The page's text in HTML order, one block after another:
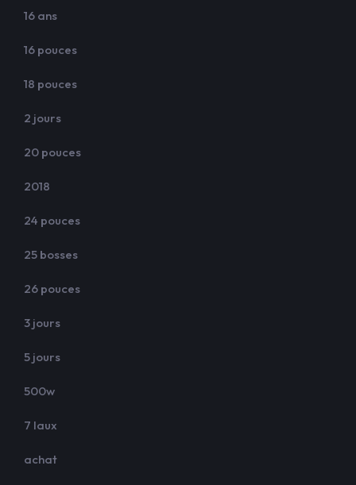
16 ans
16 pouces
18 pouces
2 jours
20 pouces
2018
24 pouces
25 bosses
26 pouces
3 jours
5 jours
500w
7 laux
achat